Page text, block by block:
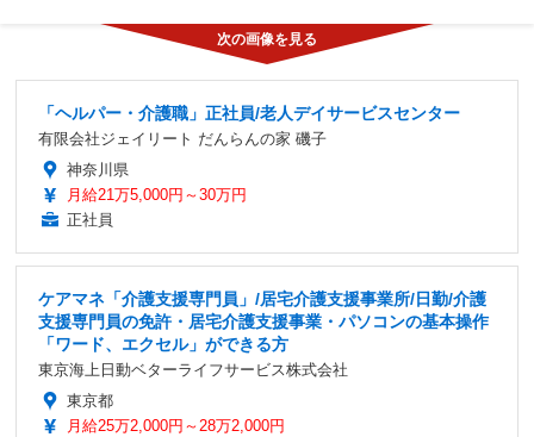
「ヘルパー・介護職」正社員/老人デイサービスセンター
有限会社ジェイリート だんらんの家 磯子
神奈川県
月給21万5,000円～30万円
正社員
ケアマネ「介護支援専門員」/居宅介護支援事業所/日勤/介護
支援専門員の免許・居宅介護支援事業・パソコンの基本操作
「ワード、エクセル」ができる方
東京海上日動ベターライフサービス株式会社
東京都
月給25万2,000円～28万2,000円